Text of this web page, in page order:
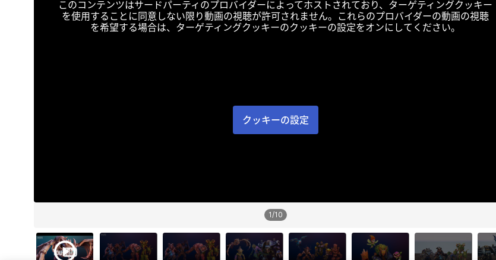
このコンテンツはサードパーティのプロバイダーによってホストされており、ターゲティングクッキー
を使用することに同意しない限り動画の視聴が許可されません。これらのプロバイダーの動画の視聴
を希望する場合は、ターゲティングクッキーのクッキーの設定をオンにしてください。
クッキーの設定
1/10